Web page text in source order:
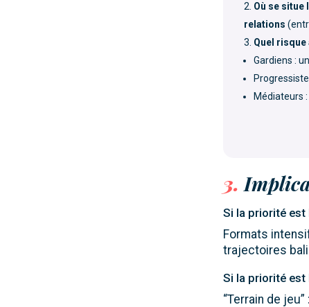
Où se situe
relations
Quel
Gardiens :
Médiateurs
3.
Si la priorité est
Formats
trajectoires
Si la priorité
“Terrain de